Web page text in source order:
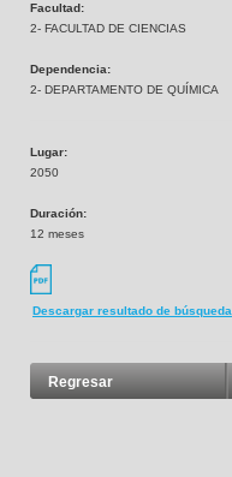
Facultad:
2- FACULTAD DE CIENCIAS
Dependencia:
2- DEPARTAMENTO DE QUÍMICA
Lugar:
2050
Duración:
12 meses
Descargar resultado de búsqueda
Regresar